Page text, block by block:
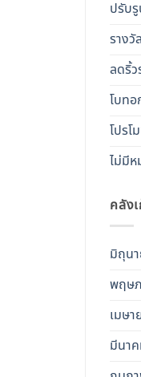
ปรับ
รางวัล
ลดริ้
โบท
โปรโ
ไม่มี
คลัง
มิถุน
พฤษ
เมษ
มีนา